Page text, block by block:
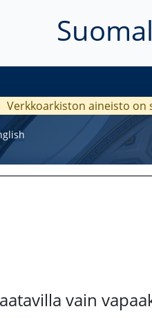
Verkkoarkiston aineisto on
vain